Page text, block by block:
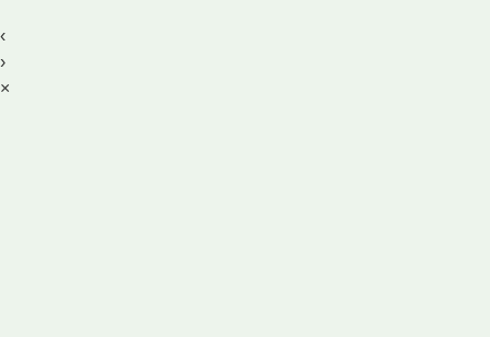
‹
›
×